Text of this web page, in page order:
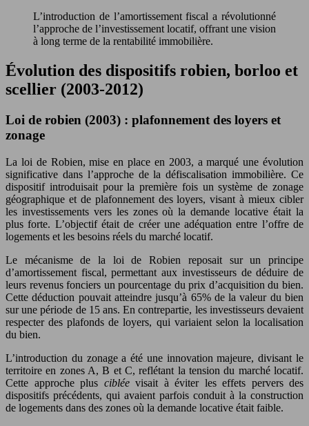
L’introduction de l’amortissement fiscal a révolutionné
l’approche de l’investissement locatif, offrant une vision
à long terme de la rentabilité immobilière.
Évolution des dispositifs robien, borloo et
scellier (2003-2012)
Loi de robien (2003) : plafonnement des loyers et
zonage
La loi de Robien, mise en place en 2003, a marqué une évolution
significative dans l’approche de la défiscalisation immobilière. Ce
dispositif introduisait pour la première fois un système de zonage
géographique et de plafonnement des loyers, visant à mieux cibler
les investissements vers les zones où la demande locative était la
plus forte. L’objectif était de créer une adéquation entre l’offre de
logements et les besoins réels du marché locatif.
Le mécanisme de la loi de Robien reposait sur un principe
d’amortissement fiscal, permettant aux investisseurs de déduire de
leurs revenus fonciers un pourcentage du prix d’acquisition du bien.
Cette déduction pouvait atteindre jusqu’à 65% de la valeur du bien
sur une période de 15 ans. En contrepartie, les investisseurs devaient
respecter des plafonds de loyers, qui variaient selon la localisation
du bien.
L’introduction du zonage a été une innovation majeure, divisant le
territoire en zones A, B et C, reflétant la tension du marché locatif.
Cette approche plus ciblée visait à éviter les effets pervers des
dispositifs précédents, qui avaient parfois conduit à la construction
de logements dans des zones où la demande locative était faible.